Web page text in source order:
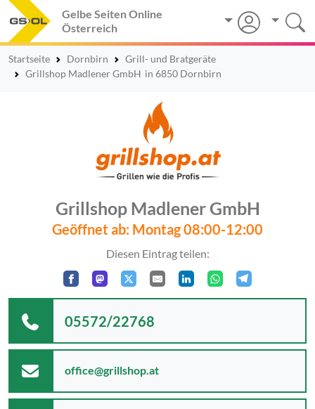
Gelbe Seiten Online
Österreich
Startseite Dornbirn
Grill- und Bratgeräte
Grillshop Madlener GmbH in 6850 Dornbirn
Grillshop Madlener GmbH
Geöffnet ab: Montag 08:00-12:00
Diesen Eintrag teilen:
05572/22768
office@grillshop.at